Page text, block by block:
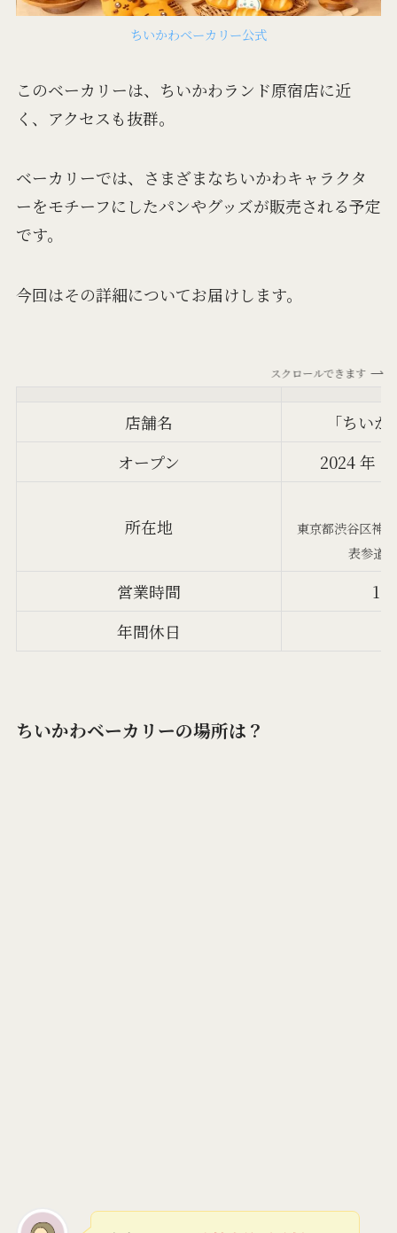
ちいかわベーカリー公式
このベーカリーは、ちいかわランド原宿店に近
く、アクセスも抜群。
ベーカリーでは、さまざまなちいかわキャラクタ
ーをモチーフにしたパンやグッズが販売される予定
です。
今回はその詳細についてお届けします。
スクロールできます
店舗名
「ちい
オープン
2024 年
所在地
東京都渋谷区神
表参道
営業時間
年間休日
ちいかわベーカリーの場所は？